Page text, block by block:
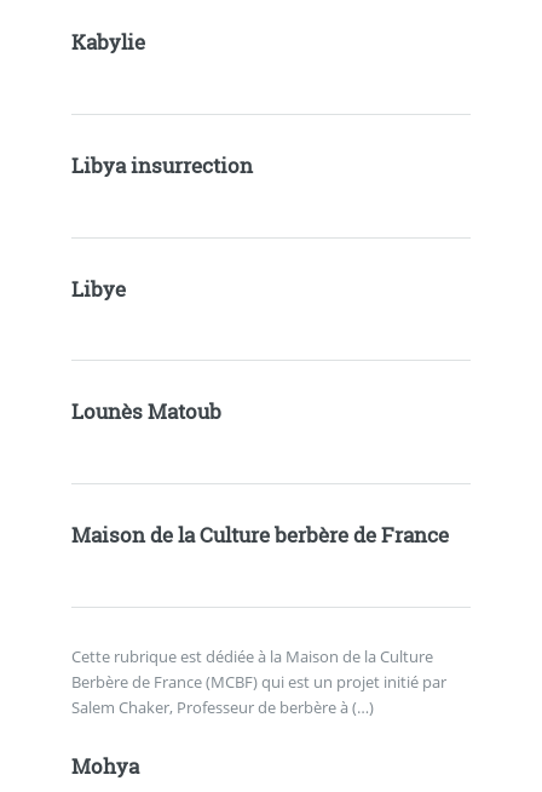
Kabylie
Libya insurrection
Libye
Lounès Matoub
Maison de la Culture berbère de France
Cette rubrique est dédiée à la Maison de la Culture
Berbère de France (MCBF) qui est un projet initié par
Salem Chaker, Professeur de berbère à (…)
Mohya